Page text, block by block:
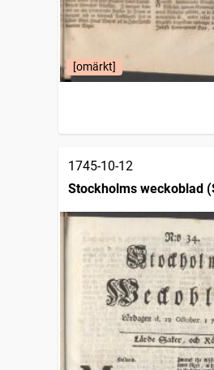
[omärkt]
1745-10-12
Stockholms weckoblad
1745)